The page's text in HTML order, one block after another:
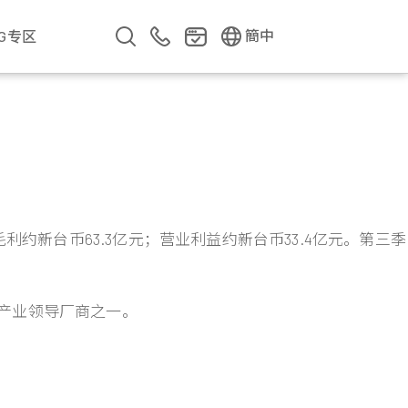
专区 簡中
约新台币63.3亿元；营业利益约新台币33.4亿元。第三季
领导厂商之一。